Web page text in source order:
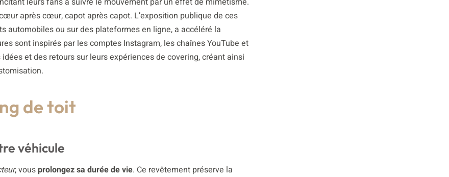
après cœur, capot après capot. L’exposition publique de ces
automobiles ou sur des plateformes en ligne, a accéléré la
sont inspirés par les comptes Instagram, les chaînes YouTube et
et des retours sur leurs expériences de covering, créant ainsi
de toit
véhicule
, vous prolongez sa durée de vie. Ce revêtement préserve la